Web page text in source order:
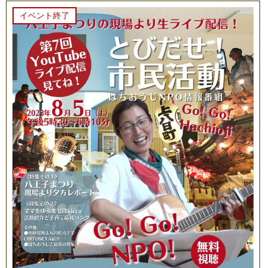
イベント終了